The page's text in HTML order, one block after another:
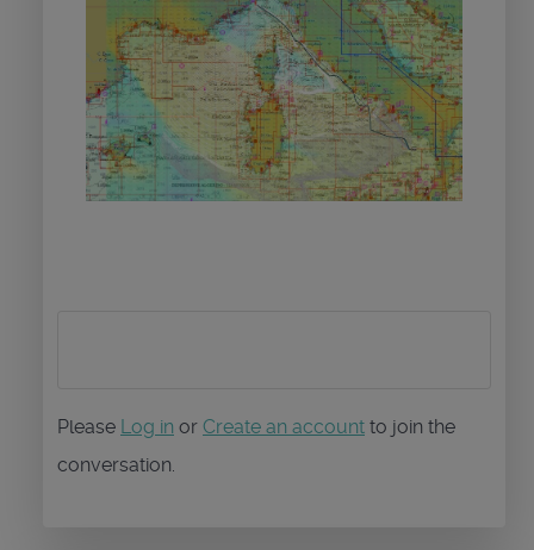
Please Log in or Create an account to join the
conversation.